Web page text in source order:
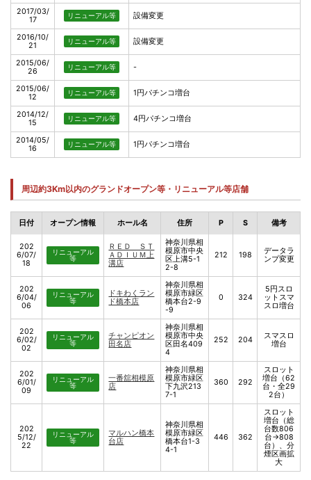
2017/03/
17
リニューアル等 設備変更
2016/10/
21
リニューアル等 設備変更
2015/06/
26
リニューアル等 -
2015/06/
12
リニューアル等 1円パチンコ増台
2014/12/
15
リニューアル等 4円パチンコ増台
2014/05/
16
リニューアル等 1円パチンコ増台
周辺約3Km以内のグランドオープン等・リニューアル等店舗
日付 オープン情報 ホール名 住所 P S 備考
202
6/07/
18
リニューアル
等
ＲＥＤ ＳＴ
ＡＤＩＵＭ上
溝店
神奈川県相
模原市中央
区上溝5-1
2-8
212 198
データラ
ンプ変更
202
6/04/
06
リニューアル
等
ドキわくラン
ド橋本店
神奈川県相
模原市緑区
橋本台2-9
-9
0 324
5円スロ
ットスマ
スロ増台
202
6/02/
02
リニューアル
等
チャンピオン
田名店
神奈川県相
模原市中央
区田名409
4
252 204
スマスロ
増台
202
6/01/
09
リニューアル
等
一番舘相模原
店
神奈川県相
模原市緑区
下九沢213
7-1
360 292
スロット
増台（62
台・全29
2台）
202
5/12/
22
リニューアル
等
マルハン橋本
台店
神奈川県相
模原市緑区
橋本台1-3
4-1
446 362
スロット
増台（総
台数806
台→808
台）、分
煙区画拡
大